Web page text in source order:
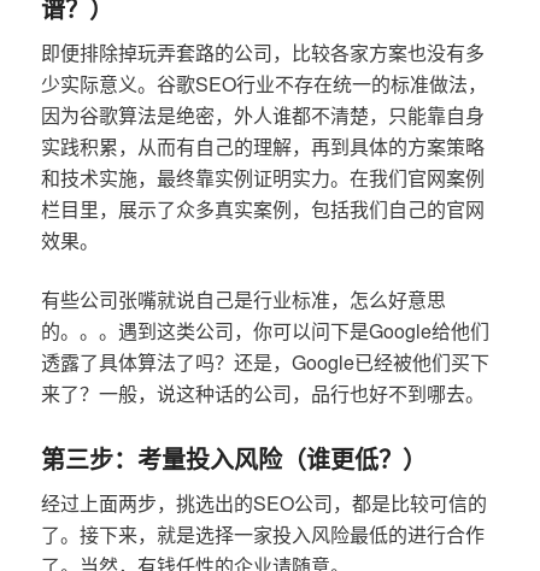
谱？）
即便排除掉玩弄套路的公司，比较各家方案也没有多
少实际意义。谷歌SEO行业不存在统一的标准做法，
因为谷歌算法是绝密，外人谁都不清楚，只能靠自身
实践积累，从而有自己的理解，再到具体的方案策略
和技术实施，最终靠实例证明实力。在我们官网案例
栏目里，展示了众多真实案例，包括我们自己的官网
效果。
有些公司张嘴就说自己是行业标准，怎么好意思
的。。。遇到这类公司，你可以问下是Google给他们
透露了具体算法了吗？还是，Google已经被他们买下
来了？一般，说这种话的公司，品行也好不到哪去。
第三步：考量投入风险（谁更低？）
经过上面两步，挑选出的SEO公司，都是比较可信的
了。接下来，就是选择一家投入风险最低的进行合作